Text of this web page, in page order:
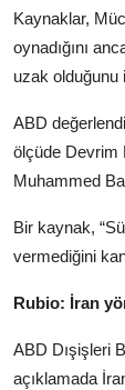
Kaynaklar,
oynadığını
uzak olduğunu
ABD
ölçüde Devrim
Muhammed
Bir kaynak,
vermediğini
Rubio: İran
ABD Dışişleri
açıklamada